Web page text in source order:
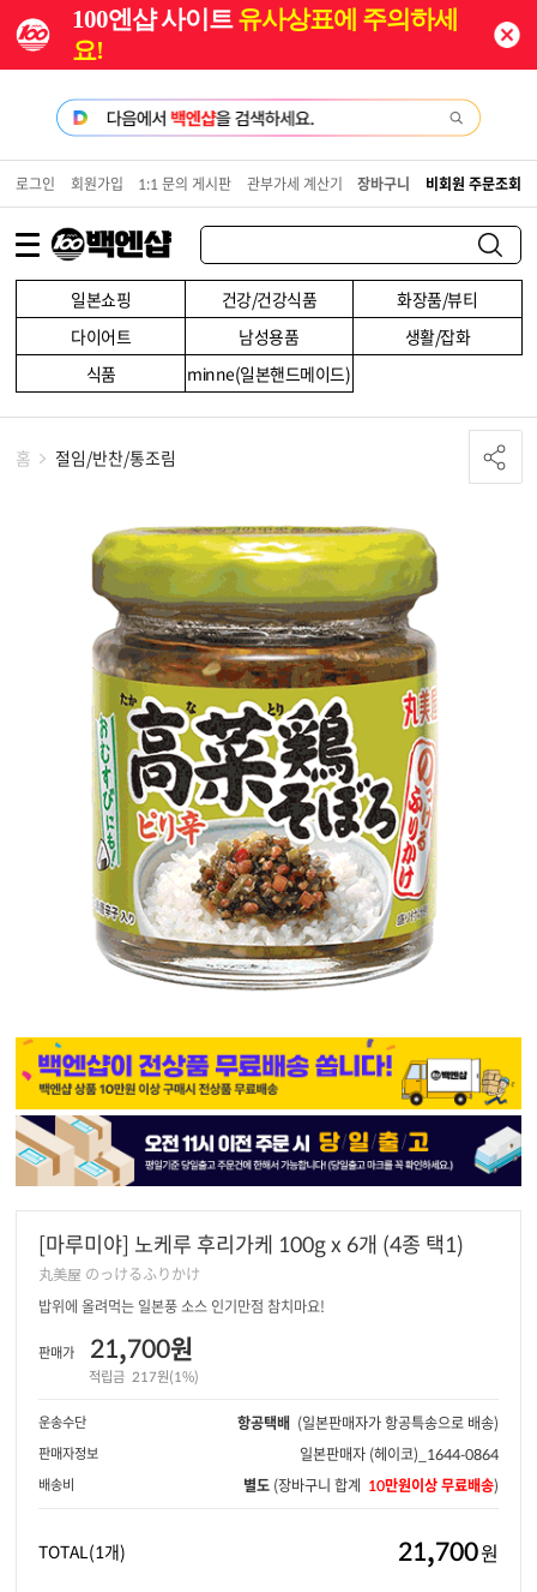
100엔샵 사이트유사상표에 주의하세
요!
일본쇼핑 건강/건강식품
화장품/뷰티
다이어트
남성용품
생활/잡화
식품
minne(일본핸드메이드)
로그인 회원가입 1:1 문의 게시판 관부가세 계산기 장바구니 비회원 주문조회
홈 절임/반찬/통조림
[마루미야] 노케루 후리가케 100g x 6개 (4종 택1)
丸美屋 のっけるふりかけ
밥위에 올려먹는 일본풍 소스 인기만점 참치마요!
판매가 21,700원
적립금 217원(1%)
운송수단 항공택배 (일본판매자가 항공특송으로 배송)
판매자정보 일본판매자 (헤이코)_1644-0864
배송비 별도 (장바구니 합계 10만원이상 무료배송)
TOTAL 21,700원
(1개)